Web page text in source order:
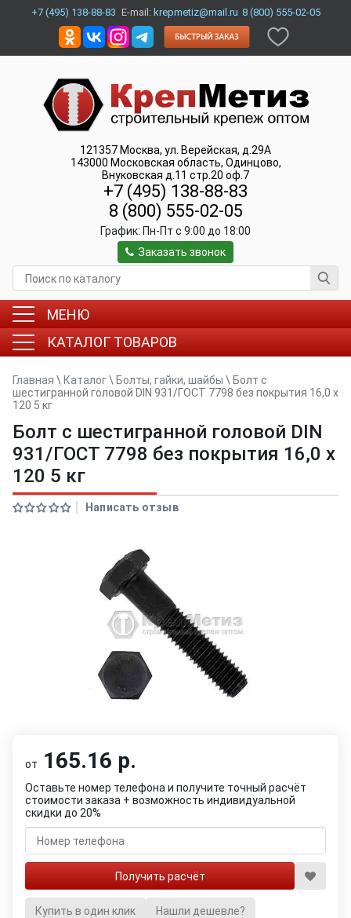
+7 (495) 138-88-83 E-mail: krepmetiz@mail.ru 8 (800) 555-02-05
121357 Москва, ул. Верейская, д.29А
143000 Московская область, Одинцово,
Внуковская д.11 стр.20 оф.7
+7 (495) 138-88-83
8 (800) 555-02-05
График: Пн-Пт c 9:00 до 18:00
Заказать звонок
МЕНЮ
КАТАЛОГ ТОВАРОВ
Главная \ Каталог\ Болты, гайки, шайбы \ Болт с
шестигранной головой DIN 931/ГОСТ 7798 без покрытия 16,0 x
120 5 кг
Болт с шестигранной головой DIN
931/ГОСТ 7798 без покрытия 16,0 x
120 5 кг
Написать отзыв
от 165.16 р.
Оставьте номер телефона и получите точный расчёт
стоимости заказа + возможность индивидуальной
скидки до 20%
Купить в один клик Нашли дешевле?